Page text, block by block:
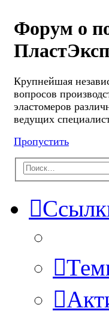
Форум о
Крупнейшая
вопросов
эластомеров
ведущих
Пропустить